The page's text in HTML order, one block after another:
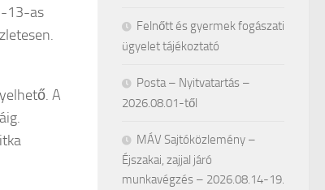
13-as
A
Felnőtt és gyermek fogászati
ügyelet tájékoztató
Posta – Nyitvatartás –
2026.08.01-től
MÁV Sajtóközlemény –
Éjszakai, zajjal járó
munkavégzés – 2026.08.14-19.